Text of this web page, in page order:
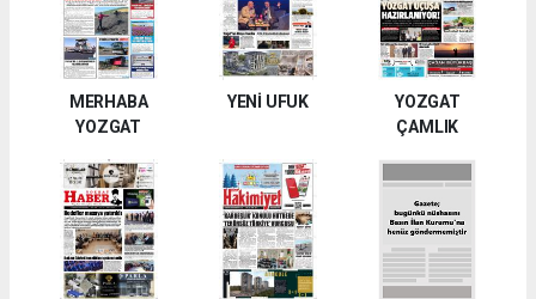
MERHABA
YOZGAT
YENİ UFUK
YOZGAT
ÇAMLIK